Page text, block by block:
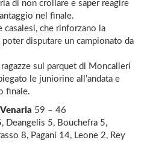
di non crollare e saper reagire
nel finale.
casalesi, che rinforzano la
disputare un campionato da
sul parquet di Moncalieri
le juniorine all’andata e
finale.
59 – 46
Deangelis 5, Bouchefra 5,
8, Pagani 14, Leone 2, Rey